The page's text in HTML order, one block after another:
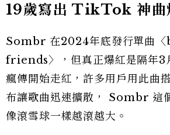
19歲寫出 TikTok 神曲
Sombr 在2024年底發行單曲
friends〉，但真正爆紅是隔年
瘋傳開始走紅，許多用戶用此曲
布讓歌曲迅速擴散， Sombr 這
像滾雪球一樣越滾越大。